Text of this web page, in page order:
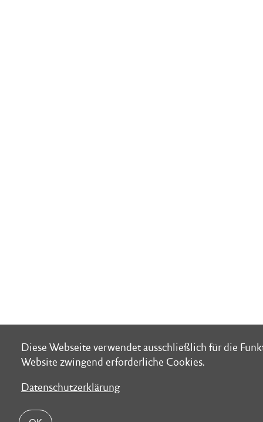
Diese Webseite verwendet ausschließlich für die
Website zwingend erforderliche Cookies.
Datenschutzerklärung
Diese Webseite verwendet ausschließlich für die
Website zwingend erforderliche Cookies.
Datenschutzerklärung